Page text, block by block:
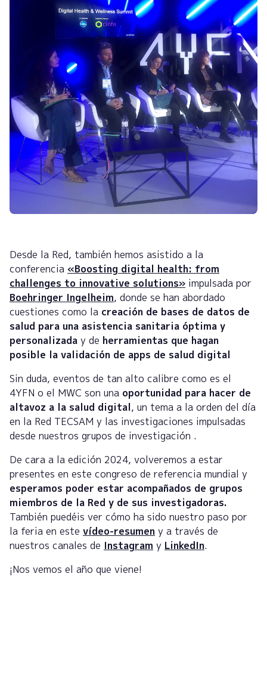
Desde la Red, también hemos asistido a la
conferencia «Boosting digital health: from
challenges to innovative solutions» impulsada por
Boehringer Ingelheim, donde se han abordado
cuestiones como la creación de bases de datos de
salud para una asistencia sanitaria óptima y
personalizada y de herramientas que hagan
posible la validación de apps de salud digital
Sin duda, eventos de tan alto calibre como es el
4YFN o el MWC son una oportunidad para hacer de
altavoz a la salud digital, un tema a la orden del día
en la Red TECSAM y las investigaciones impulsadas
desde nuestros grupos de investigación .
De cara a la edición 2024, volveremos a estar
presentes en este congreso de referencia mundial y
esperamos poder estar acompañados de grupos
miembros de la Red y de sus investigadoras.
También puedéis ver cómo ha sido nuestro paso por
la feria en este vídeo-resumen y a través de
nuestros canales de Instagram y LinkedIn.
¡Nos vemos el año que viene!